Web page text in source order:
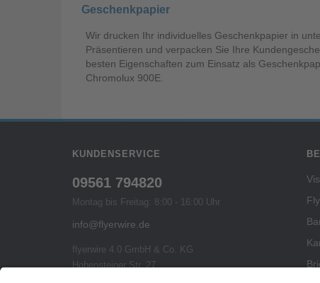
Geschenkpapier
Wir drucken Ihr individuelles Geschenkpapier in
Präsentieren und verpacken Sie Ihre
besten Eigenschaften zum Einsatz als
Chromolux 900E.
KUNDENSERVICE
09561 794820
Montag bis Freitag: 8:00 - 16:00 Uhr
info@flyerwire.de
flyerwire 4.0 GmbH & Co. KG
Hohensteiner Str. 27